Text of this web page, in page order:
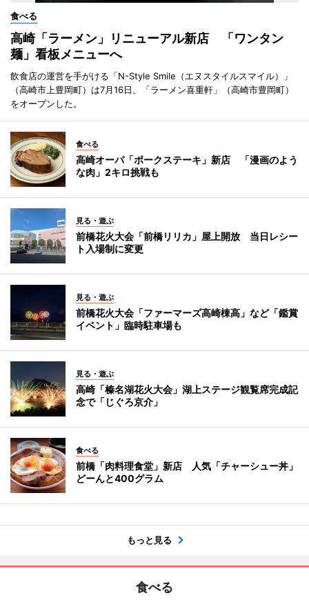
食べる
高崎「ラーメン」リニューアル新店 「ワンタン
麺」看板メニューへ
飲食店の運営を手がける「N-Style Smile（エヌスタイルスマイル）」
（高崎市上豊岡町）は7月16日、「ラーメン喜重軒」（高崎市豊岡町）
をオープンした。
食べる
高崎オーパ「ポークステーキ」新店 「漫画のよう
な肉」2キロ挑戦も
見る・遊ぶ
前橋花火大会「前橋リリカ」屋上開放 当日レシー
ト入場制に変更
見る・遊ぶ
前橋花火大会「ファーマーズ高崎棟高」など「鑑賞
イベント」臨時駐車場も
見る・遊ぶ
高崎「榛名湖花火大会」湖上ステージ観覧席完成記
念で「じぐろ京介」
食べる
前橋「肉料理食堂」新店 人気「チャーシュー丼」
どーんと400グラム
もっと見る
食べる